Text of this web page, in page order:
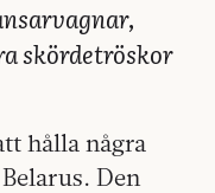
skördetröskor
hålla några
Den